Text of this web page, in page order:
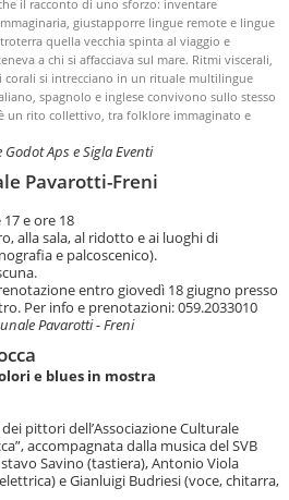
il racconto di uno sforzo: inventare
giustapporre lingue remote e lingue
quella vecchia spinta al viaggio e
a chi si affacciava sul mare. Ritmi viscerali,
corali si intrecciano in un rituale multilingue
spagnolo e inglese convivono sullo stesso
un rito collettivo, tra folklore immaginato e
Aps e Sigla Eventi
Pavarotti-Freni
17 e ore 18
alla sala, al ridotto e ai luoghi di
e palcoscenico).
entro giovedì 18 giugno presso
Per info e prenotazioni: 059.2033010
Pavarotti - Freni
e blues in mostra
pittori dell’Associazione Culturale
accompagnata dalla musica del SVB
Savino (tastiera), Antonio Viola
e Gianluigi Budriesi (voce, chitarra,